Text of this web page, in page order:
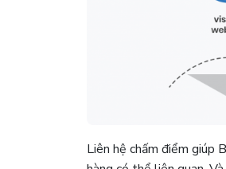
Liên hệ chấm điểm giúp